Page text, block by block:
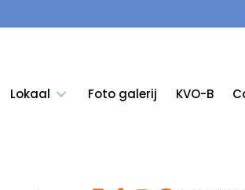
Lokaal Foto galerij KVO-B